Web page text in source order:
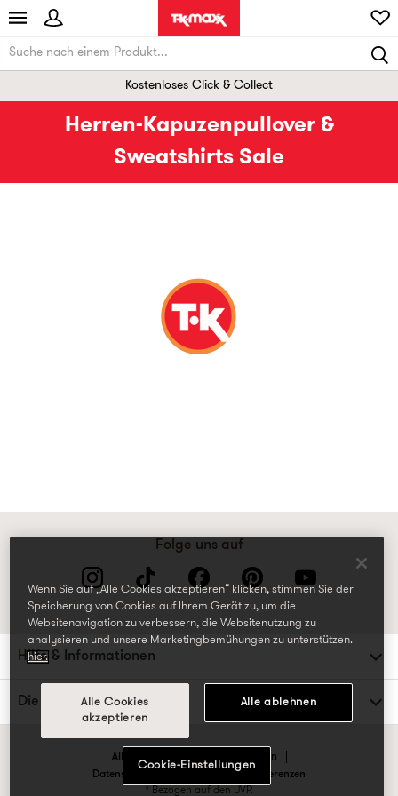
Kostenloses Click & Collect
Herren-Kapuzenpullover &
Sweatshirts Sale
Folge uns auf
Hilfe & Informationen
Die TK Maxx Familie
Allgemeine Geschäftsbedingungen
Datenschutzrichtlinien & Cookie-Präferenzen
* Bezogen auf den UVP.
Wenn Sie auf „Alle Cookies akzeptieren“ klicken, stimmen Sie der
Speicherung von Cookies auf Ihrem Gerät zu, um die
Websitenavigation zu verbessern, die Websitenutzung zu
analysieren und unsere Marketingbemühungen zu unterstützen.
hier.
Alle Cookies
akzeptieren
Alle ablehnen
Cookie-Einstellungen